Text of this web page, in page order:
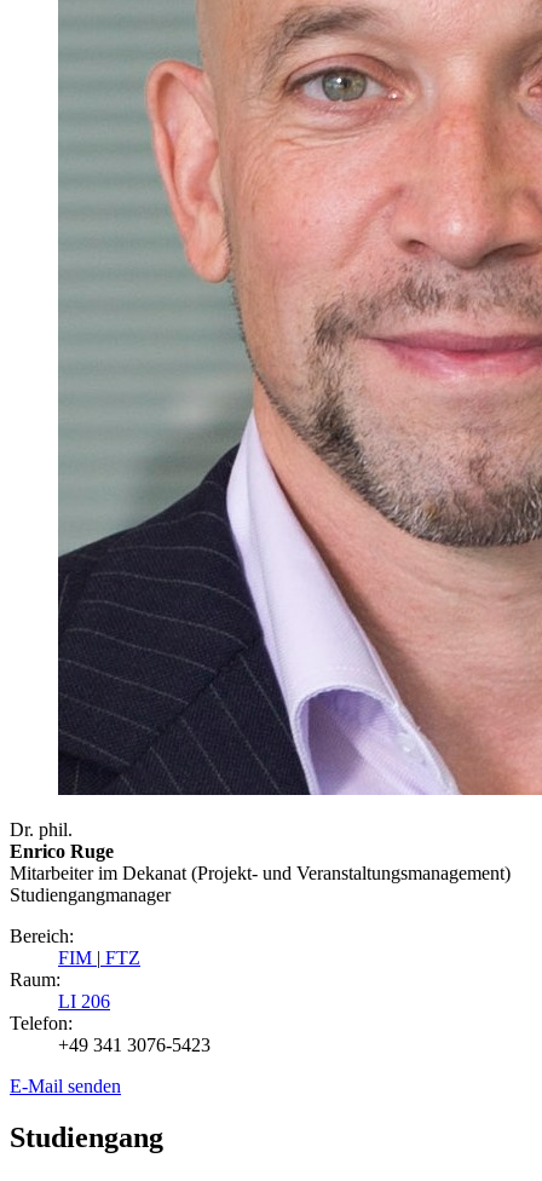
Dr. phil.
Enrico Ruge
Mitarbeiter im Dekanat (Projekt- und Veranstaltungsmanagement)
Studiengangmanager
Bereich:
FIM | FTZ
Raum:
LI 206
Telefon:
+49 341 3076-5423
E-Mail senden
Studiengang